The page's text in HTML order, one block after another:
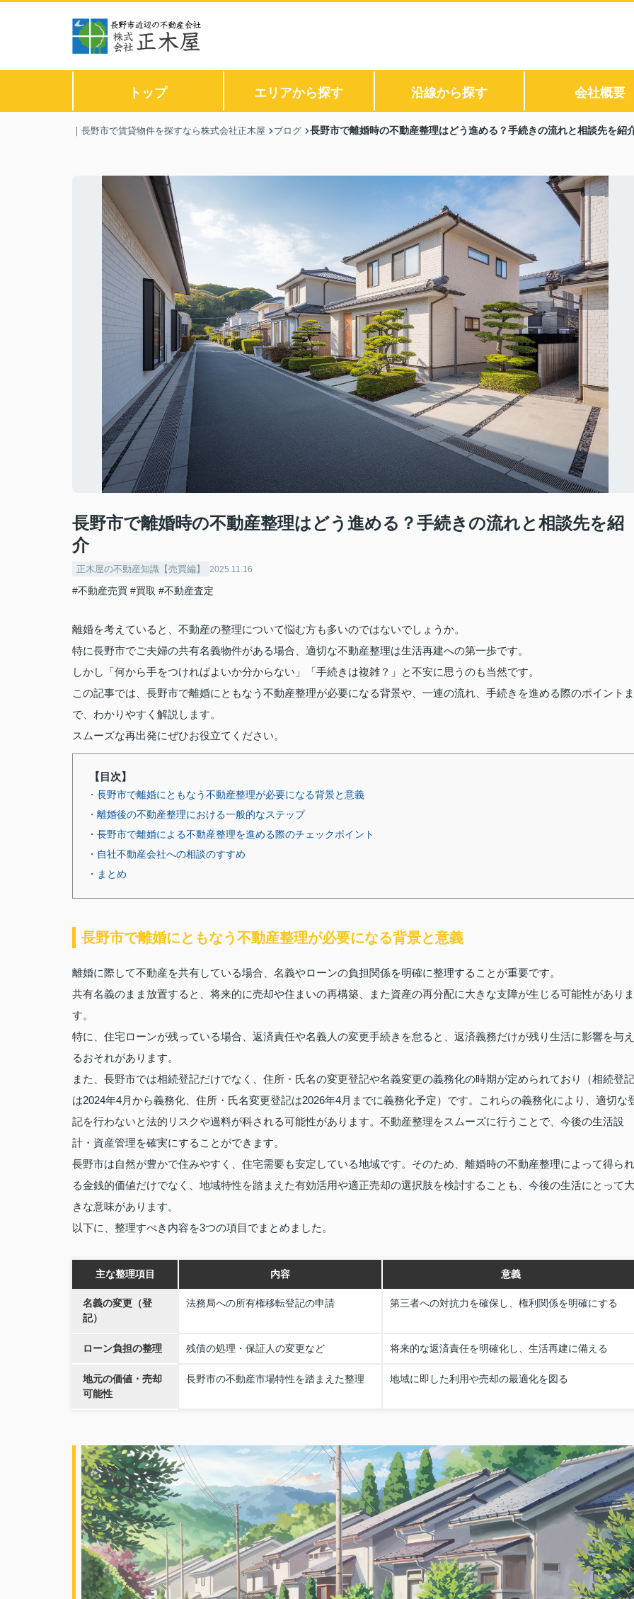
トップ エリアから探す 沿線から探す 会社概要
｜長野市で賃貸物件を探すなら株式会社正木屋 ブログ 長野市で離婚時の不動産整理はどう進める？手続きの流れと相談先を紹
長野市で離婚時の不動産整理はどう進める？手続きの流れと相談先を紹
介
正木屋の不動産知識【売買編】 2025.11.16
#不動産売買 #買取 #不動産査定
離婚を考えていると、不動産の整理について悩む方も多いのではないでしょうか。
特に長野市でご夫婦の共有名義物件がある場合、適切な不動産整理は生活再建への第一歩です。
しかし「何から手をつければよいか分からない」「手続きは複雑？」と不安に思うのも当然です。
この記事では、長野市で離婚にともなう不動産整理が必要になる背景や、一連の流れ、手続きを進める際のポイントま
で、わかりやすく解説します。
スムーズな再出発にぜひお役立てください。
【目次】
・長野市で離婚にともなう不動産整理が必要になる背景と意義
・離婚後の不動産整理における一般的なステップ
・長野市で離婚による不動産整理を進める際のチェックポイント
・自社不動産会社への相談のすすめ
・まとめ
長野市で離婚にともなう不動産整理が必要になる背景と意義
離婚に際して不動産を共有している場合、名義やローンの負担関係を明確に整理することが重要です。
共有名義のまま放置すると、将来的に売却や住まいの再構築、また資産の再分配に大きな支障が生じる可能性がありま
す。
特に、住宅ローンが残っている場合、返済責任や名義人の変更手続きを怠ると、返済義務だけが残り生活に影響を与え
るおそれがあります。
また、長野市では相続登記だけでなく、住所・氏名の変更登記や名義変更の義務化の時期が定められており（相続登記
は2024年4月から義務化、住所・氏名変更登記は2026年4月までに義務化予定）です。これらの義務化により、適切な
記を行わないと法的リスクや過料が科される可能性があります。不動産整理をスムーズに行うことで、今後の生活設
計・資産管理を確実にすることができます。
長野市は自然が豊かで住みやすく、住宅需要も安定している地域です。そのため、離婚時の不動産整理によって得られ
る金銭的価値だけでなく、地域特性を踏まえた有効活用や適正売却の選択肢を検討することも、今後の生活にとって大
きな意味があります。
以下に、整理すべき内容を3つの項目でまとめました。
主な整理項目 内容 意義
名義の変更（登
記）
法務局への所有権移転登記の申請 第三者への対抗力を確保し、権利関係を明確にする
ローン負担の整理 残債の処理・保証人の変更など 将来的な返済責任を明確化し、生活再建に備える
地元の価値・売却
可能性
長野市の不動産市場特性を踏まえた整理 地域に即した利用や売却の最適化を図る